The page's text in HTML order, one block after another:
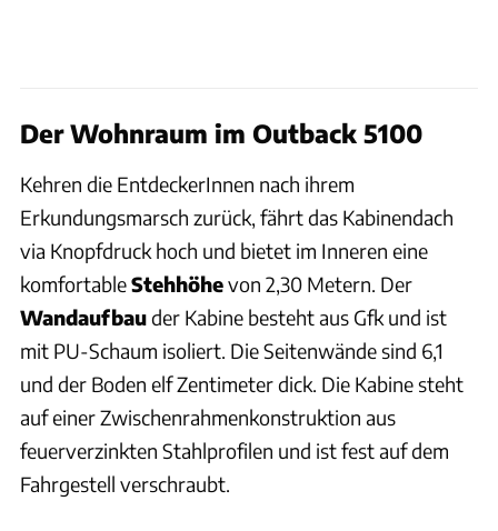
Der Wohnraum im Outback 5100
Kehren die EntdeckerInnen nach ihrem
Erkundungsmarsch zurück, fährt das Kabinendach
via Knopfdruck hoch und bietet im Inneren eine
komfortableStehhöhevon 2,30 Metern. Der
Wandaufbauder Kabine besteht aus Gfk und ist
mit PU-Schaum isoliert. Die Seitenwände sind 6,1
und der Boden elf Zentimeter dick. Die Kabine steht
auf einer Zwischenrahmenkonstruktion aus
feuerverzinkten Stahlprofilen und ist fest auf dem
Fahrgestell verschraubt.